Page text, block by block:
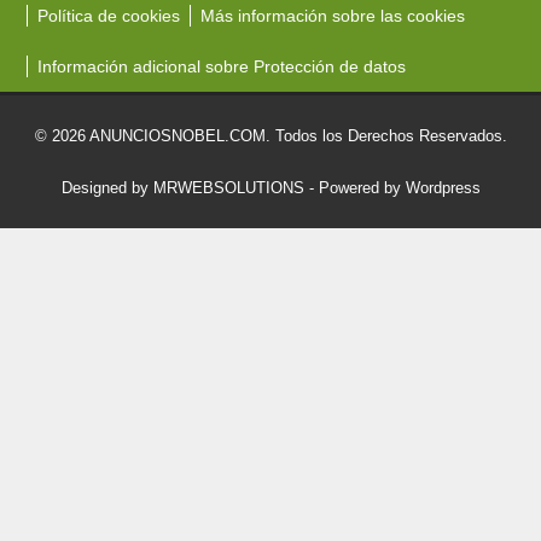
Política de cookies Más información sobre las cookies
Información adicional sobre Protección de datos
© 2026 ANUNCIOSNOBEL.COM. Todos los Derechos Reservados.
Designed by MRWEBSOLUTIONS - Powered by Wordpress